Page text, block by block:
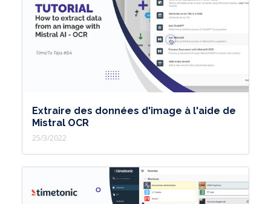
Extraire des données d'image à l'aide de
Mistral OCR
25/3/2022